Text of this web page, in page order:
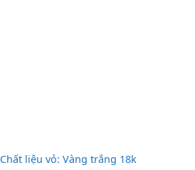
Chất liệu vỏ: Vàng trắng 18k